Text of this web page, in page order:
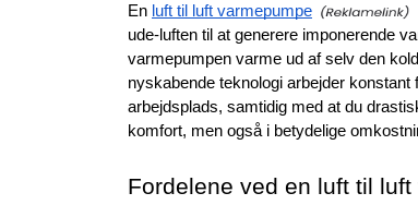
En luft til luft varmepumpe
ude-luften til at generere imponerende
varmepumpen varme ud af selv den
nyskabende teknologi arbejder
arbejdsplads, samtidig med at du
komfort, men også i betydelige
Fordelene ved en luft til